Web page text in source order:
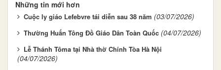
Những tin mới hơn
Cuộc ly giáo Lefebvre tái diễn sau 38 năm (03/07/2026)
Thường Huấn Tông Đồ Giáo Dân Toàn Quốc (04/07/2026)
Lễ Thánh Tôma tại Nhà thờ Chính Tòa Hà Nội
(04/07/2026)